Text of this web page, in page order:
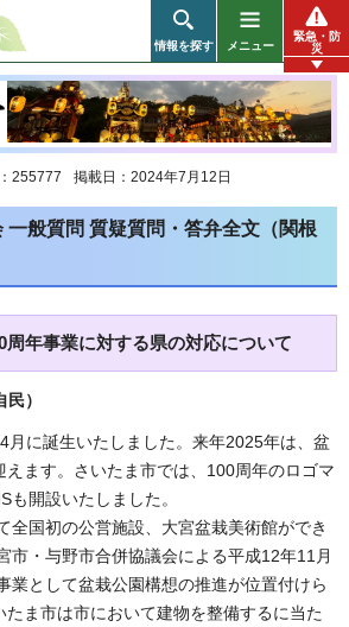
情報を探す メニュー
緊急・防
災
255777 掲載日：2024年7月12日
一般質問 質疑質問・答弁全文（関根
周年事業に対する県の対応について
）
月に誕生いたしました。来年2025年は、盆
ます。さいたま市では、100周年のロゴマ
も開設いたしました。
全国初の公営施設、大宮盆栽美術館ができ
市・与野市合併協議会による平成12年11月
業として盆栽公園構想の推進が位置付けら
ま市は市において建物を整備するに当た